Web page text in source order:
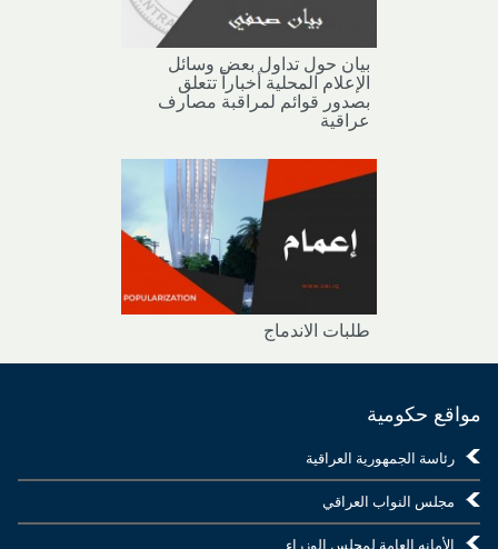
بيان حول تداول بعض وسائل
الإعلام المحلية أخباراً تتعلق
بصدور قوائم لمراقبة مصارف
عراقية
طلبات الاندماج
مواقع حكومية
رئاسة الجمهورية العراقية
مجلس النواب العراقي
الأمانه العامة لمجلس الوزراء